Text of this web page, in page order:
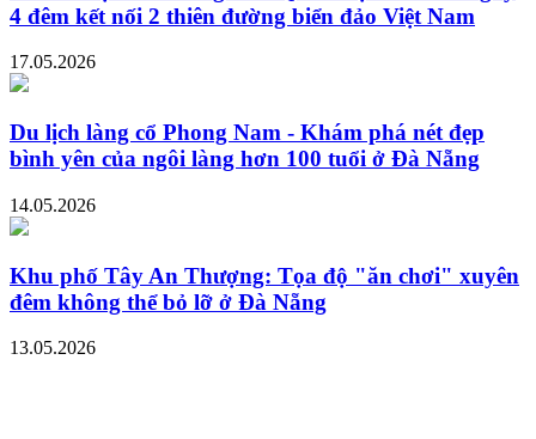
4 đêm kết nối 2 thiên đường biển đảo Việt Nam
17.05.2026
Du lịch làng cổ Phong Nam - Khám phá nét đẹp
bình yên của ngôi làng hơn 100 tuổi ở Đà Nẵng
14.05.2026
Khu phố Tây An Thượng: Tọa độ "ăn chơi" xuyên
đêm không thể bỏ lỡ ở Đà Nẵng
13.05.2026